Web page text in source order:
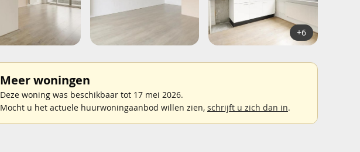
+6
Meer woningen
Deze woning was beschikbaar tot 17 mei 2026.
Mocht u het actuele huurwoningaanbod willen zien, schrijft u zich dan in.